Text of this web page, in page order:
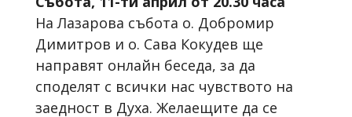
На Лазарова събота о. Добромир
Димитров и о. Сава Кокудев ще
направят онлайн беседа, за да
споделят с всички нас чувството на
заедност в Духа. Желаещите да се